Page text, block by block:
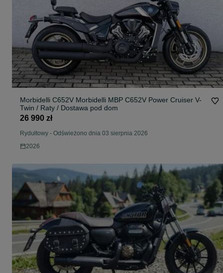
Morbidelli C652V Morbidelli MBP C652V Power Cruiser V-
Twin / Raty / Dostawa pod dom
26 990 zł
Rydułtowy - Odświeżono dnia 03 sierpnia 2026
2026